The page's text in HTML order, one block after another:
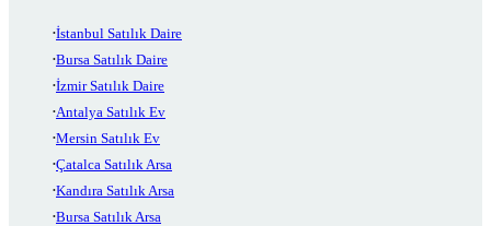
İstanbul Satılık Daire
Bursa Satılık Daire
İzmir Satılık Daire
Antalya Satılık Ev
Mersin Satılık Ev
Çatalca Satılık Arsa
Kandıra Satılık Arsa
Bursa Satılık Arsa